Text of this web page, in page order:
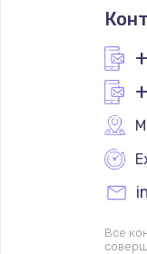
Все